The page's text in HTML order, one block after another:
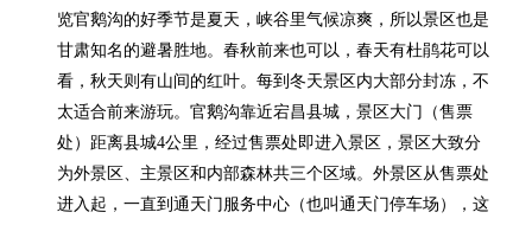
览官鹅沟的好季节是夏天，峡谷里气候凉爽，所以景区也是
甘肃知名的避暑胜地。春秋前来也可以，春天有杜鹃花可以
看，秋天则有山间的红叶。每到冬天景区内大部分封冻，不
太适合前来游玩。官鹅沟靠近宕昌县城，景区大门（售票
处）距离县城4公里，经过售票处即进入景区，景区大致分
为外景区、主景区和内部森林共三个区域。外景区从售票处
进入起，一直到通天门服务中心（也叫通天门停车场），这